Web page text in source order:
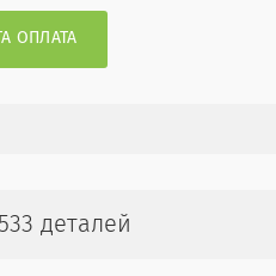
ОПЛАТА
деталей